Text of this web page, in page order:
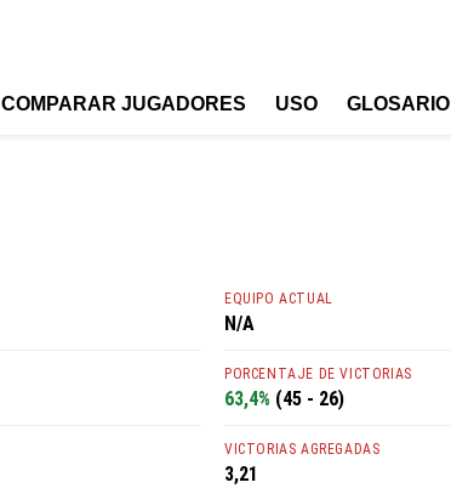
COMPARAR JUGADORES USO GLOSARIO
EQUIPO ACTUAL
N/A
PORCENTAJE DE VICTORIAS
63,4% (45 - 26)
VICTORIAS AGREGADAS
3,21